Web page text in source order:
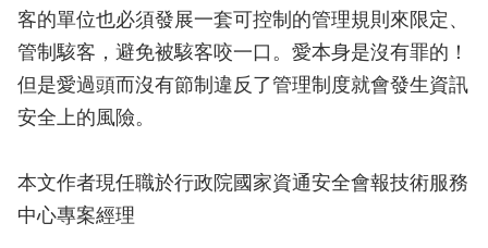
客的單位也必須發展一套可控制的管理規則來限定、
管制駭客，避免被駭客咬一口。愛本身是沒有罪的！
但是愛過頭而沒有節制違反了管理制度就會發生資訊
安全上的風險。
本文作者現任職於行政院國家資通安全會報技術服務
中心專案經理